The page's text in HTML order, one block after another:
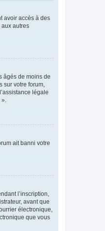
avoir accès à des
aux autres
âgés de moins de
sur votre forum,
légale
ait banni votre
l’inscription,
avant que
électronique,
que vous